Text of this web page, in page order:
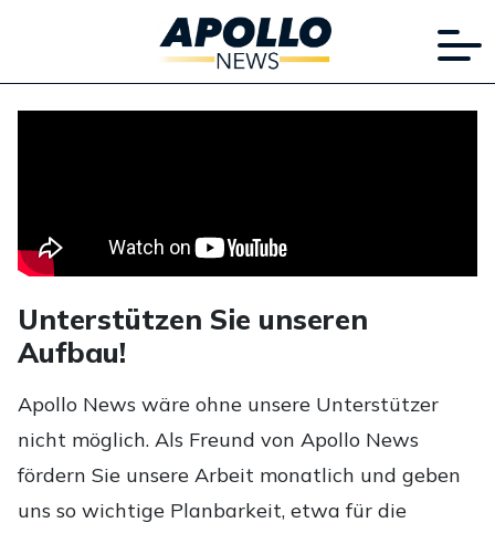
Unterstützen Sie unseren
Aufbau!
Apollo News wäre ohne unsere Unterstützer
nicht möglich. Als Freund von Apollo News
fördern Sie unsere Arbeit monatlich und geben
uns so wichtige Planbarkeit, etwa für die